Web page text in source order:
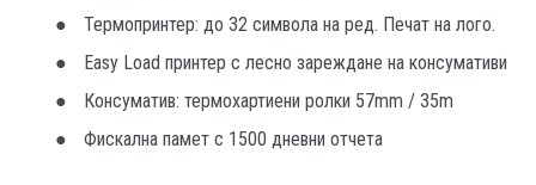
Термопринтер: до 32 символа на ред. Печат на лого.
Easy Load принтер с лесно зареждане на консумативи
Консуматив: термохартиени ролки 57mm / 35m
Фискална памет с 1500 дневни отчета